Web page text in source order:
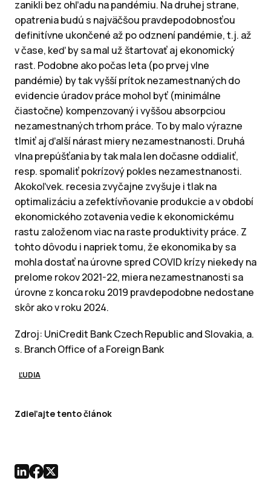
zanikli bez ohľadu na pandémiu. Na druhej strane,
opatrenia budú s najväčšou pravdepodobnosťou
definitívne ukončené až po odznení pandémie, t.j. až
v čase, keď by sa mal už štartovať aj ekonomický
rast. Podobne ako počas leta (po prvej vlne
pandémie) by tak vyšší prítok nezamestnaných do
evidencie úradov práce mohol byť (minimálne
čiastočne) kompenzovaný i vyššou absorpciou
nezamestnaných trhom práce. To by malo výrazne
tlmiť aj ďalší nárast miery nezamestnanosti. Druhá
vlna prepúšťania by tak mala len dočasne oddialiť,
resp. spomaliť pokrízový pokles nezamestnanosti.
Akokoľvek. recesia zvyčajne zvyšuje i tlak na
optimalizáciu a zefektívňovanie produkcie a v období
ekonomického zotavenia vedie k ekonomickému
rastu založenom viac na raste produktivity práce. Z
tohto dôvodu i napriek tomu, že ekonomika by sa
mohla dostať na úrovne spred COVID krízy niekedy na
prelome rokov 2021-22, miera nezamestnanosti sa
úrovne z konca roku 2019 pravdepodobne nedostane
skôr ako v roku 2024.
Zdroj: UniCredit Bank Czech Republic and Slovakia, a.
s. Branch Office of a Foreign Bank
ĽUDIA
Zdieľajte tento článok